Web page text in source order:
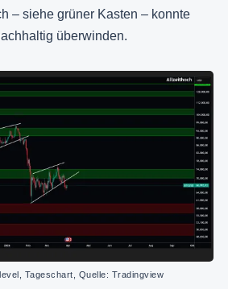
– siehe grüner Kasten – konnte
überwinden.
Tageschart, Quelle: Tradingview